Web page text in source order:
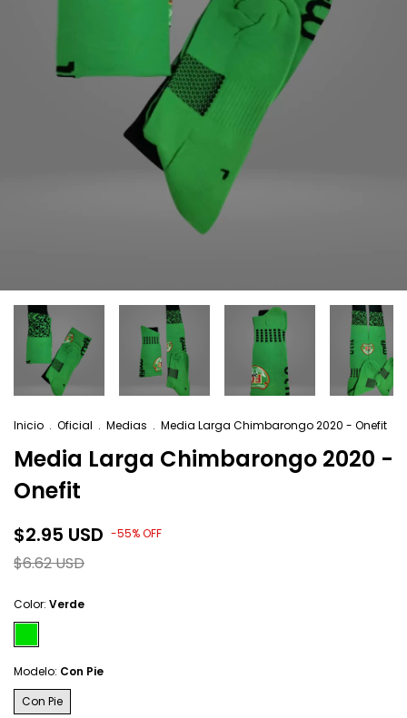
Inicio . Oficial . Medias . Media Larga Chimbarongo 2020 - Onefit
Media Larga Chimbarongo 2020 -
Onefit
$2.95 USD -55%OFF
$6.62 USD
Color: Verde
Modelo: Con Pie
Con Pie